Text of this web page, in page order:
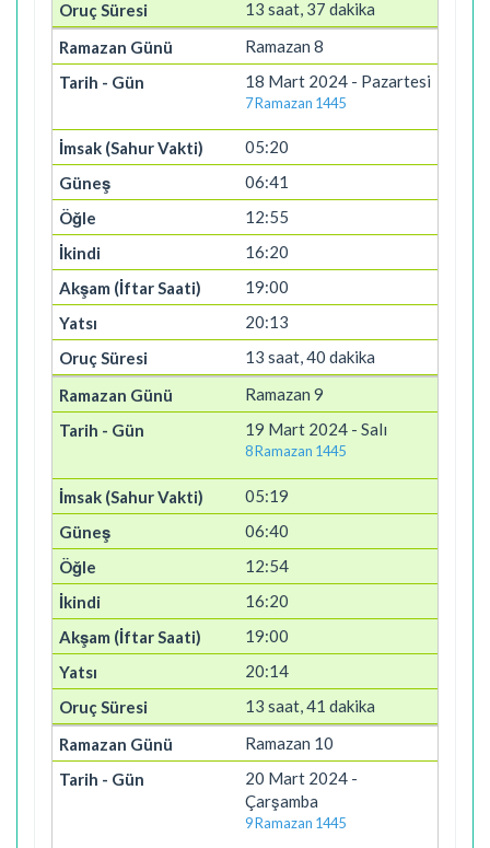
13 saat, 37 dakika
Ramazan 8
18 Mart 2024 - Pazartesi
7 Ramazan 1445
05:20
06:41
12:55
16:20
19:00
20:13
13 saat, 40 dakika
Ramazan 9
19 Mart 2024 - Salı
8 Ramazan 1445
05:19
06:40
12:54
16:20
19:00
20:14
13 saat, 41 dakika
Ramazan 10
20 Mart 2024 -
Çarşamba
9 Ramazan 1445